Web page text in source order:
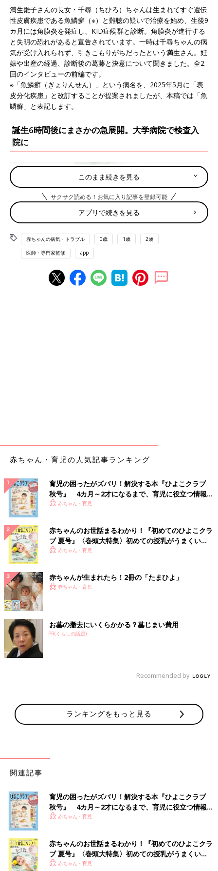
満生雛子さんの長女・千尋（ちひろ）ちゃんは生まれてすぐ遺伝
性皮膚疾患である魚鱗癬（※）と難聴の疑いで治療を始め、生後9
カ月には角膜炎を発症し、KID症候群と診断。角膜炎が進行する
と失明の恐れがあると宣告されています。一時は千尋ちゃんの病
気が受け入れられず、引きこもりがちだったという満生さん。妊
娠や出産の経過、診断後の葛藤と決意について聞きました。全2
回のインタビューの前編です。
※「魚鱗癬（ぎょりんせん）」という病名を、2025年5月に「表
皮分化疾患」と改訂することが提案されましたが、本稿では「魚
鱗癬」と表記します。
誕生6時間後にまさかの急展開。大学病院で検査入
院に
――出産はいかがでしたか？
満生 出産は39週5日に、陣痛から3時間半で元気な産声が聞こ
え、3460ｇの千尋が生まれました。その産声が、上の子と比べ
て元気すぎるほど大きく感じたことと、つめがほとんど生えてい
ないことに「あれ？」とは思いましたが、大きな違和感はなく、
私は幸せいっぱいでした。出産に立ち会った夫も何も気にならな
かったようで、娘の写真をたくさん撮っていました。
――病気の可能性を指摘されたのはいつだったのでしょうか？
満生 出産から6時間後です。私の入院室に医師と助産師さんが
娘を連れてきて、助産師さんが「この子ね、皮膚がとても乾燥し
ている」と言うんです。娘のおでこを触ってみると、ガサガサし
ていて、新生児の肌とは思えませんでした。6時間前に抱っこし
たときとは明らかに違いました。医師から、「念のために大学病
院でみてもらったほうがいい」と説明がありましたが、私は頭が
ついていけませんでした。これから、お世話をすることにワクワ
クしていたのに･･･。突然の別れがとても寂しくて、娘を抱っこ
査入院に。私は出産した産院に残り、別々の入院生活になりまし
た。
このまま続きを見る
サクサク読める！お気に入り記事を登録可能
アプリで続きを見る
赤ちゃんの病気・トラブル 0歳 1歳 2歳
医師・専門家監修 app
赤ちゃん・育児の人気記事ランキング
育児の困ったがズバリ！解決する本『ひよこクラブ
秋号』 4カ月～2才になるまで、育児に役立つ情報が
いっぱい！
赤ちゃん・育児
赤ちゃんのお世話まるわかり！『初めてのひよこクラ
ブ 夏号』〈巻頭大特集〉初めての授乳がうまくい
く！ おっぱい・ミルクの基本と夏のトラブル 解決テ
赤ちゃん・育児
赤ちゃんが生まれたら！2冊の「たまひよ」
赤ちゃん・育児
お墓の撤去にいくらかかる？墓じまい費用
PR(くらしの話題)
Recommended by
ランキングをもっと見る
関連記事
育児の困ったがズバリ！解決する本『ひよこクラブ
秋号』 4カ月～2才になるまで、育児に役立つ情報が
いっぱい！
赤ちゃん・育児
赤ちゃんのお世話まるわかり！『初めてのひよこクラ
ブ 夏号』〈巻頭大特集〉初めての授乳がうまくい
く！ おっぱい・ミルクの基本と夏のトラブル 解決テ
赤ちゃん・育児